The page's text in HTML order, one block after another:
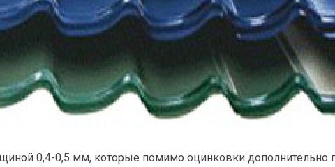
0,4-0,5 мм, которые помимо оцинковки